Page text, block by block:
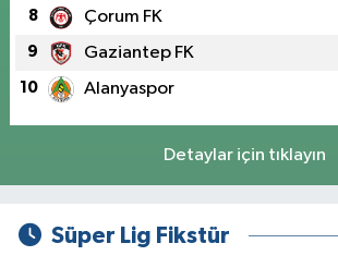
8 Çorum FK
9 Gaziantep FK
10 Alanyaspor
Detaylar için tıklayın
Süper Lig Fikstür